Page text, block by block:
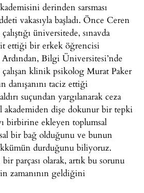
derinden sarsması
vakasıyla başladı. Önce Ceren
üniversitede, sınavda
ettiği bir erkek öğrencisi
Bilgi Üniversitesi’nde
klinik psikolog Murat Paker
danışanını taciz ettiği
suçundan yargılanarak ceza
dişe dokunur bir tepki
birbirine ekleyen toplumsal
bir bağ olduğunu ve bunun
durduğunu biliyoruz.
parçası olarak, artık bu sorunu
zamanının geldiğini